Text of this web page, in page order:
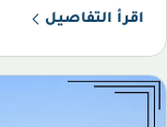
اقرأ التفاصيل